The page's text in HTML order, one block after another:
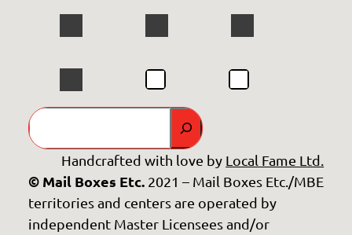
GO
Handcrafted with love by Local Fame Ltd.
© Mail Boxes Etc.2021 – Mail Boxes Etc./MBE
territories and centers are operated by
independent Master Licensees and/or